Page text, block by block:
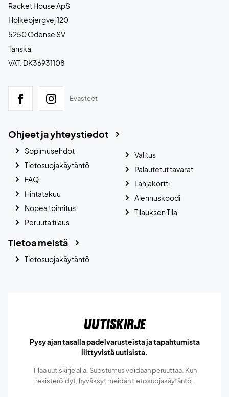
Racket House ApS
Holkebjergvej 120
5250 Odense SV
Tanska
VAT: DK36931108
Evästeet
Ohjeet ja yhteystiedot
Sopimusehdot
Tietosuojakäytäntö
FAQ
Hintatakuu
Nopea toimitus
Peruuta tilaus
Valitus
Palautetut tavarat
Lahjakortti
Alennuskoodi
Tilauksen Tila
Tietoa meistä
Tietosuojakäytäntö
Uutiskirje
Pysy ajan tasalla padelvarusteista ja tapahtumista
liittyvistä uutisista.
Tilaa uutiskirje alla. Suostumus voidaan peruuttaa. Kun
rekisteröidyt, hyväksyt meidäntietosuojakäytäntö.